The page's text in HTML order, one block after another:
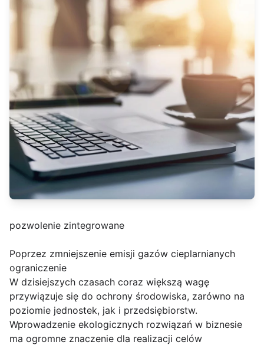
pozwolenie zintegrowane
Poprzez zmniejszenie emisji gazów cieplarnianych
ograniczenie
W dzisiejszych czasach coraz większą wagę
przywiązuje się do ochrony środowiska, zarówno na
poziomie jednostek, jak i przedsiębiorstw.
Wprowadzenie ekologicznych rozwiązań w biznesie
ma ogromne znaczenie dla realizacji celów